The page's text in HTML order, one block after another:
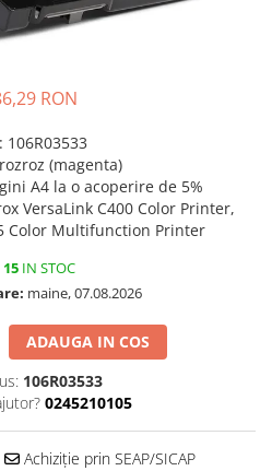
RON
: 106R03533
(magenta)
A4 la o acoperire de 5%
VersaLink C400 Color Printer,
Color Multifunction Printer
15IN STOC
maine, 07.08.2026
ADAUGA IN COS
106R03533
0245210105
Achiziție prin SEAP/SICAP